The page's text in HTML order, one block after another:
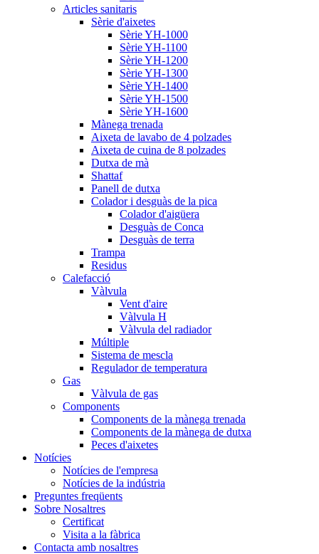
Articles sanitaris
Sèrie d'aixetes
Sèrie YH-1000
Sèrie YH-1100
Sèrie YH-1200
Sèrie YH-1300
Sèrie YH-1400
Sèrie YH-1500
Sèrie YH-1600
Mànega trenada
Aixeta de lavabo de 4 polzades
Aixeta de cuina de 8 polzades
Dutxa de mà
Shattaf
Panell de dutxa
Colador i desguàs de la pica
Colador d'aigüera
Desguàs de Conca
Desguàs de terra
Trampa
Residus
Calefacció
Vàlvula
Vent d'aire
Vàlvula H
Vàlvula del radiador
Múltiple
Sistema de mescla
Regulador de temperatura
Gas
Vàlvula de gas
Components
Components de la mànega trenada
Components de la mànega de dutxa
Peces d'aixetes
Notícies
Notícies de l'empresa
Notícies de la indústria
Preguntes freqüents
Sobre Nosaltres
Certificat
Visita a la fàbrica
Contacta amb nosaltres